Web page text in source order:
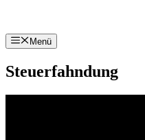
springen
Menü
Steuerfahndung